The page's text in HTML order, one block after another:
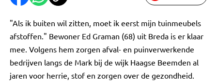
"Als ik buiten wil zitten, moet ik eerst mijn tuinmeubels
afstoffen." Bewoner Ed Graman (68) uit Breda is er klaar
mee. Volgens hem zorgen afval- en puinverwerkende
bedrijven langs de Mark bij de wijk Haagse Beemden al
jaren voor herrie, stof en zorgen over de gezondheid.